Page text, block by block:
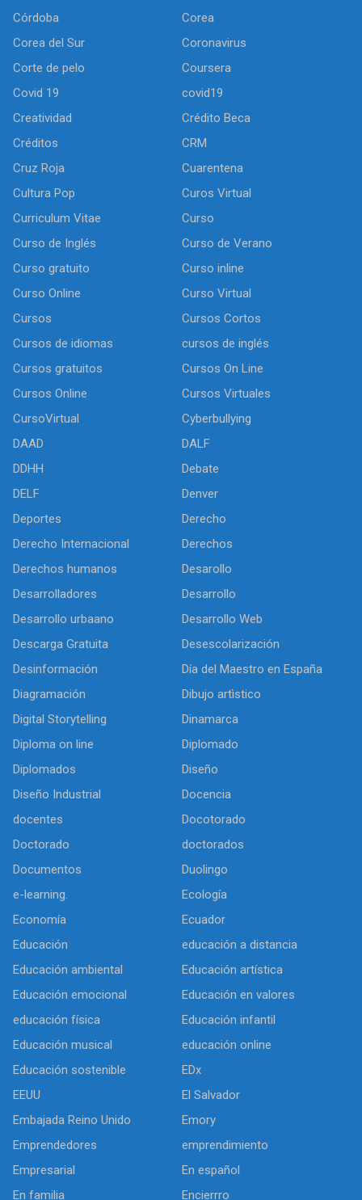
Córdoba
Corea
Corea del Sur
Coronavirus
Corte de pelo
Coursera
Covid 19
covid19
Creatividad
Crédito Beca
Créditos
CRM
Cruz Roja
Cuarentena
Cultura Pop
Curos Virtual
Curriculum Vitae
Curso
Curso de Inglés
Curso de Verano
Curso gratuito
Curso inline
Curso Online
Curso Virtual
Cursos
Cursos Cortos
Cursos de idiomas
cursos de inglés
Cursos gratuitos
Cursos On Line
Cursos Online
Cursos Virtuales
CursoVirtual
Cyberbullying
DAAD
DALF
DDHH
Debate
DELF
Denver
Deportes
Derecho
Derecho Internacional
Derechos
Derechos humanos
Desarollo
Desarrolladores
Desarrollo
Desarrollo urbaano
Desarrollo Web
Descarga Gratuita
Desescolarización
Desinformación
Día del Maestro en España
Diagramación
Dibujo artìstico
Digital Storytelling
Dinamarca
Diploma on line
Diplomado
Diplomados
Diseño
Diseño Industrial
Docencia
docentes
Docotorado
Doctorado
doctorados
Documentos
Duolingo
e-learning.
Ecología
Economía
Ecuador
Educación
educación a distancia
Educación ambiental
Educación artística
Educación emocional
Educación en valores
educación física
Educación infantil
Educación musical
educación online
Educación sostenible
EDx
EEUU
El Salvador
Embajada Reino Unido
Emory
Emprendedores
emprendimiento
Empresarial
En español
En familia
Encierrro